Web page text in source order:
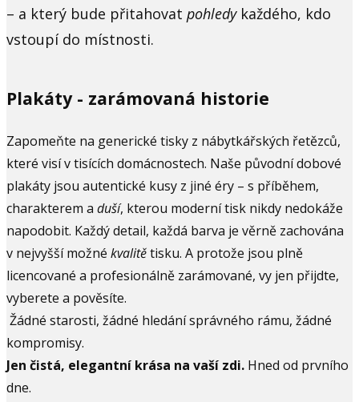
– a který bude přitahovat pohledykaždého, kdo
vstoupí do místnosti.
Plakáty - zarámovaná historie
Zapomeňte na generické tisky z nábytkářských řetězců,
které visí v tisících domácnostech. Naše původní dobové
plakáty jsou autentické kusy z jiné éry – s příběhem,
charakterem a duší, kterou moderní tisk nikdy nedokáže
napodobit. Každý detail, každá barva je věrně zachována
v nejvyšší možné kvalitětisku. A protože jsou plně
licencované a profesionálně zarámované, vy jen přijdte,
vyberete a pověsíte.
Žádné starosti, žádné hledání správného rámu, žádné
kompromisy.
Jen čistá, elegantní krása na vaší zdi. Hned od prvního
dne.